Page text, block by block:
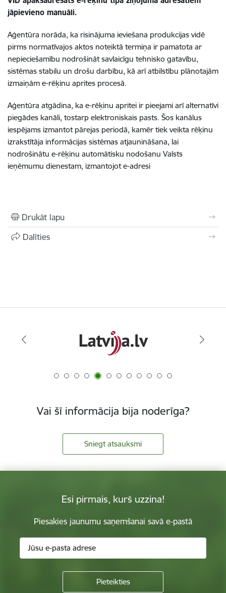
jāpievieno manuāli.
Aģentūra norāda, ka risinājuma ieviešana produkcijas vidē
pirms normatīvajos aktos noteiktā termiņa ir pamatota ar
nepieciešamību nodrošināt savlaicīgu tehnisko gatavību,
sistēmas stabilu un drošu darbību, kā arī atbilstību plānotajām
izmaiņām e-rēķinu aprites procesā.
Aģentūra atgādina, ka e-rēķinu apritei ir pieejami arī alternatīvi
piegādes kanāli, tostarp elektroniskais pasts. Šos kanālus
iespējams izmantot pārejas periodā, kamēr tiek veikta rēķinu
izrakstītāja informācijas sistēmas atjaunināšana, lai
nodrošinātu e-rēķinu automātisku nodošanu Valsts
ieņēmumu dienestam, izmantojot e-adresi
Drukāt lapu
Dalīties
Vai šī informācija bija noderīga?
Sniegt atsauksmi
Esi pirmais, kurš uzzina!
Piesakies jaunumu saņemšanai savā e-pastā